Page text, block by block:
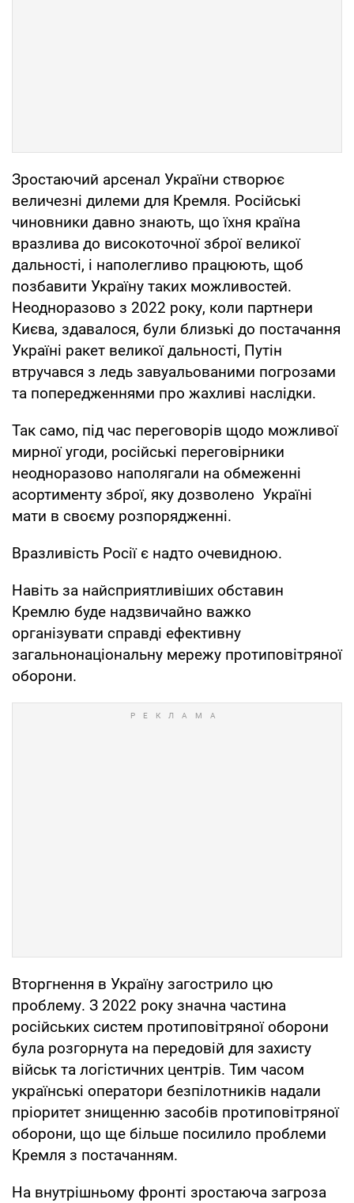
Зростаючий арсенал України створює
величезні дилеми для Кремля. Російські
чиновники давно знають, що їхня країна
вразлива до високоточної зброї великої
дальності, і наполегливо працюють, щоб
позбавити Україну таких можливостей.
Неодноразово з 2022 року, коли партнери
Києва, здавалося, були близькі до постачання
Україні ракет великої дальності, Путін
втручався з ледь завуальованими погрозами
та попередженнями про жахливі наслідки.
Так само, під час переговорів щодо можливої ​​
мирної угоди, російські переговірники
неодноразово наполягали на обмеженні
асортименту зброї, яку дозволено Україні
мати в своєму розпорядженні.
Вразливість Росії є надто очевидною.
Навіть за найсприятливіших обставин
Кремлю буде надзвичайно важко
організувати справді ефективну
загальнонаціональну мережу протиповітряної
оборони.
Вторгнення в Україну загострило цю
проблему. З 2022 року значна частина
російських систем протиповітряної оборони
була розгорнута на передовій для захисту
військ та логістичних центрів. Тим часом
українські оператори безпілотників надали
пріоритет знищенню засобів протиповітряної
оборони, що ще більше посилило проблеми
Кремля з постачанням.
На внутрішньому фронті зростаюча загроза